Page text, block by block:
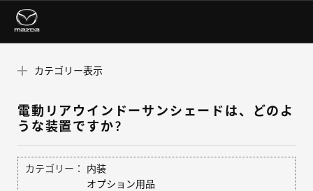
カテゴリー表示
電動リアウインドーサンシェードは、どのよ
うな装置ですか?
カテゴリー：
内装
オプション用品